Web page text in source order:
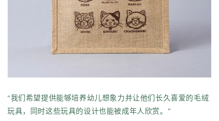
“我们希望提供能够培养幼儿想象力并让他们长久喜爱的毛绒
玩具，同时这些玩具的设计也能被成年人欣赏。”